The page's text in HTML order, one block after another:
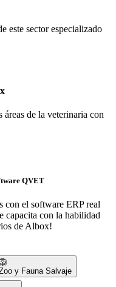
este sector especializado
áreas de la veterinaria con
QVET
con el software ERP real
capacita con la habilidad
de Albox!
y Fauna Salvaje